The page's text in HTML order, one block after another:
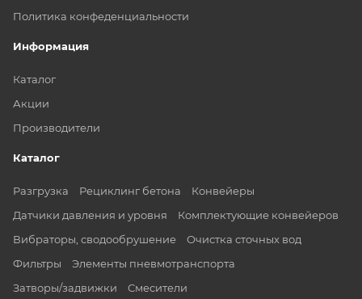
Политика конфеденциальности
Информация
Каталог
Акции
Производители
Каталог
Разгрузка Рециклинг бетона
Конвейеры
Датчики давления и уровня
Комплектующие конвейеров
Вибраторы, сводообрушение
Очистка сточных вод
Фильтры
Элементы пневмотранспорта
Затворы/задвижки
Смесители